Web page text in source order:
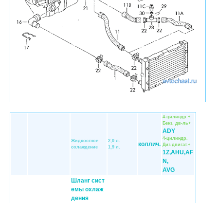
Жидкостное
охлаждение
2,0 л.
1,9 л.
коллич.
4-цилиндр.+
Бенз. дв-ль+
ADY
4-цилиндр.
Диз.двигат.+
1Z,AHU,AF
N,
AVG
Шланг сист
емы охлаж
дения